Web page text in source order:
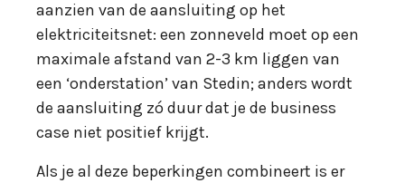
aanzien van de aansluiting op het
elektriciteitsnet: een zonneveld moet op een
maximale afstand van 2-3 km liggen van
een ‘onderstation’ van Stedin; anders wordt
de aansluiting zó duur dat je de business
case niet positief krijgt.
Als je al deze beperkingen combineert is er